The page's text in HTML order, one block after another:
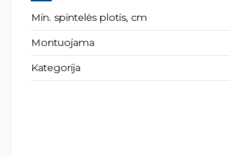
Min. spintelės plotis, cm
Montuojama
Kategorija